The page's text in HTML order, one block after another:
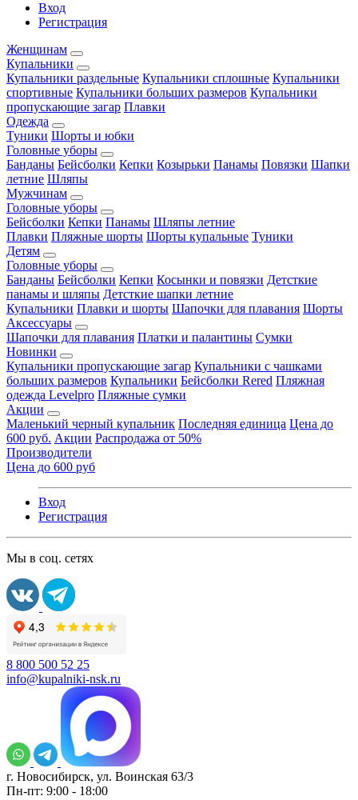
Вход
Регистрация
Женщинам
Купальники
Купальники раздельные Купальники сплошные Купальники
спортивные Купальники больших размеров Купальники
пропускающие загар Плавки
Одежда
Туники Шорты и юбки
Головные уборы
Банданы Бейсболки Кепки Козырьки Панамы Повязки Шапки
летние Шляпы
Мужчинам
Головные уборы
Бейсболки Кепки Панамы Шляпы летние
Плавки Пляжные шорты Шорты купальные Туники
Детям
Головные уборы
Банданы Бейсболки Кепки Косынки и повязки Детсткие
панамы и шляпы Детсткие шапки летние
Купальники Плавки и шорты Шапочки для плавания Шорты
Аксессуары
Шапочки для плавания Платки и палантины Сумки
Новинки
Купальники пропускающие загар Купальники с чашками
больших размеров Купальники Бейсболки Rered Пляжная
одежда Levelpro Пляжные сумки
Акции
Маленький черный купальник Последняя единица Цена до
600 руб. Акции Распродажа от 50%
Производители
Цена до 600 руб
Вход
Регистрация
Мы в соц. сетях
8 800 500 52 25
info@kupalniki-nsk.ru
г. Новосибирск, ул. Воинская 63/3
Пн-пт: 9:00 - 18:00